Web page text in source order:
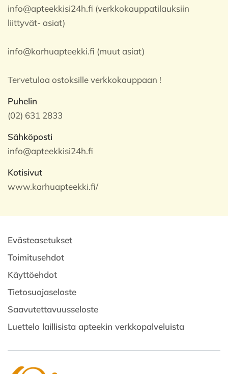
info@apteekkisi24h.fi (verkkokauppatilauksiin
liittyvät- asiat)
info@karhuapteekki.fi (muut asiat)
Tervetuloa ostoksille verkkokauppaan !
Puhelin
(02) 631 2833
Sähköposti
info@apteekkisi24h.fi
Kotisivut
www.karhuapteekki.fi/
Evästeasetukset
Toimitusehdot
Käyttöehdot
Tietosuojaseloste
Saavutettavuusseloste
Luettelo laillisista apteekin verkkopalveluista